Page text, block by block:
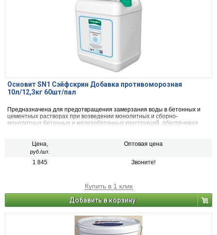
Основит SN1 Сэйфскрин Добавка противоморозная
10л/12,3кг 60шт/пал
Предназначена для предотвращения замерзания воды в бетонных и
цементных растворах при возведении монолитных и сборно-
монолитных бетонных и железобетонных конструкций, обеспечивая
применения с кладочными смесями, теплоизоляционными кладочными
смесями, монтажными смесями
Цена,
руб./шт.
Оптовая цена
1 845 Звоните!
Купить в 1 клик
Добавить в корзину